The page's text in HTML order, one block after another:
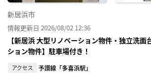
新居浜市
情報更新日 2026/08/02 12:36
【新居浜 大型リノベーション物件・独立洗面
ション物件】駐車場付き！
アクセス 予讃線「多喜浜駅」